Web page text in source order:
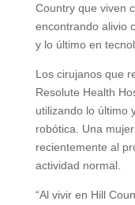
Country que viven
encontrando alivio
y lo último en
Los cirujanos que
Resolute Health
utilizando lo último
robótica. Una
recientemente al
actividad normal.
“Al vivir en Hill